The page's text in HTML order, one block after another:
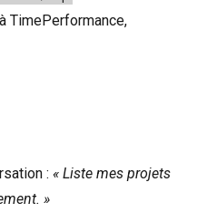
TimePerformance,
:« Liste mes projets
»